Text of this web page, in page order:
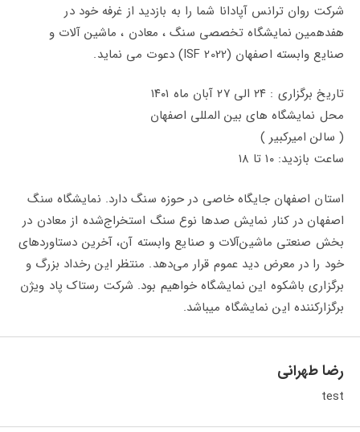
شرکت روان ترانس آپادانا شما را به بازدید از غرفه خود در
هفدهمین نمایشگاه تخصصی سنگ ، معادن ، ماشین آلات و
صنایع وابسته اصفهان (ISF 2022) دعوت می نماید.
تاریخ برگزاری : ۲۴ الی ۲۷ آبان ماه ۱۴۰۱
محل نمایشگاه های بین المللی اصفهان
( سالن امیرکبیر )
ساعت بازدید: ۱۰ تا ۱۸
استان اصفهان جایگاه خاصی در حوزه سنگ دارد. نمایشگاه سنگ
اصفهان در کنار نمایش صدها نوع سنگ استخراج‌شده از معادن در
بخش صنعتی ماشین‌آلات و صنایع وابسته آن، آخرین دستاوردهای
خود را در معرض دید عموم قرار می‌دهد. منتظر این رخداد بزرگ و
برگزاری باشکوه این نمایشگاه خواهیم بود. شرکت رستاک پاد ويژن
برگزارکننده این نمایشگاه میباشد.
رضا طهرانی
test